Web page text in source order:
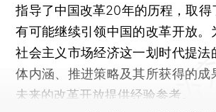
指导了中国改革20年的历程，取得
有可能继续引领中国的改革开放。
社会主义市场经济这一划时代提法
体内涵、推进策略及其所获得的成
未来的改革开放提供经验参考。